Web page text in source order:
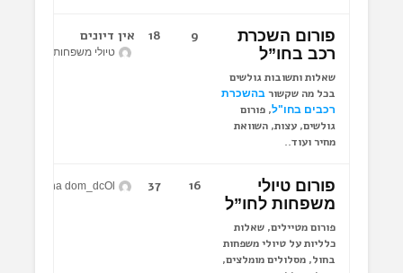
פורום השכרת
רכב בחו”ל
שאלות ותשובות גולשים
בכל מה שקשור בהשכרת
רכבים בחו"ל, פורום
גולשים, עצות, השוואת
מחיר ועוד..
9
18 אין דיונים
טיולי משפחות לחו"ל
פורום טיולי
משפחות לחו”ל
פורום מטיילים, שאלות
כלליות על טיולי משפחות
בחול, מסלולים מומלצים,
16
37
Narkolog na dom_dcOl